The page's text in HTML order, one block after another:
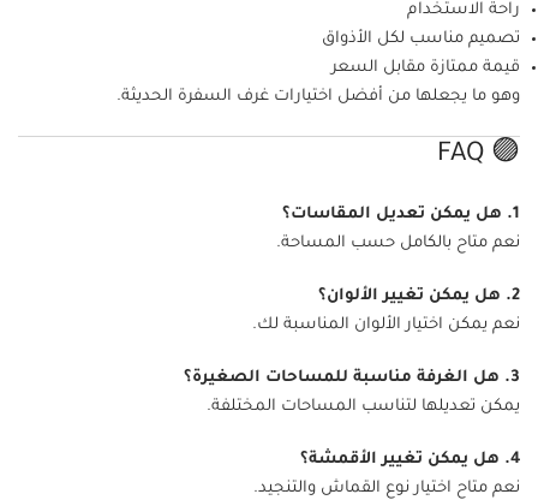
راحة الاستخدام
تصميم مناسب لكل الأذواق
قيمة ممتازة مقابل السعر
وهو ما يجعلها من أفضل اختيارات غرف السفرة الحديثة.
🟣 FAQ
1. هل يمكن تعديل المقاسات؟
نعم متاح بالكامل حسب المساحة.
2. هل يمكن تغيير الألوان؟
نعم يمكن اختيار الألوان المناسبة لك.
3. هل الغرفة مناسبة للمساحات الصغيرة؟
يمكن تعديلها لتناسب المساحات المختلفة.
4. هل يمكن تغيير الأقمشة؟
نعم متاح اختيار نوع القماش والتنجيد.